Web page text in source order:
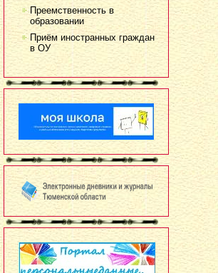
Преемственность в
образовании
Приём иностранных граждан
в ОУ